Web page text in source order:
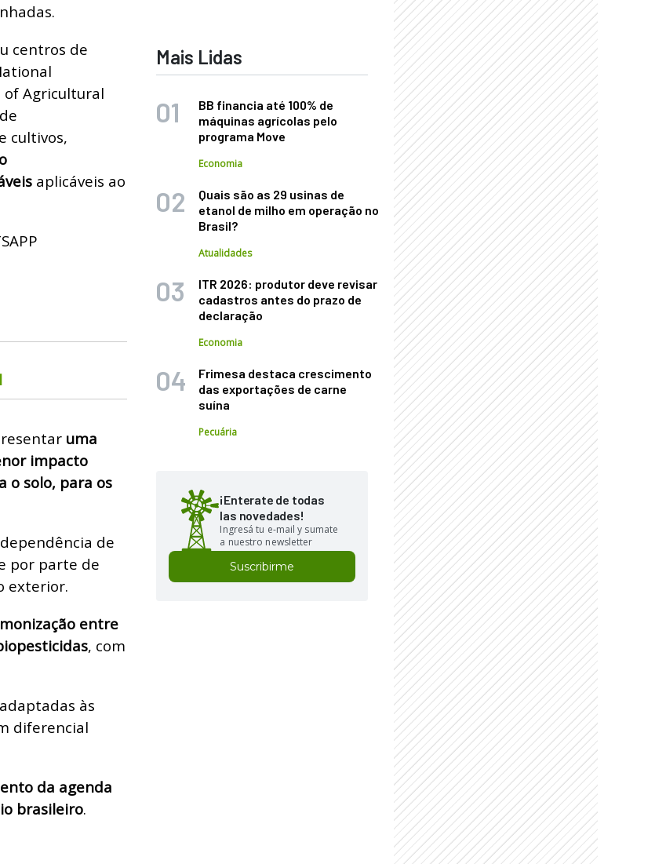
centros de
Agricultural
cultivos,
aplicáveis ao
uma
impacto
o solo, para os
de
por parte de
exterior.
entre
, com
às
diferencial
da agenda
brasileiro.
Mais Lidas
BB financia até 100% de
máquinas agrícolas pelo
programa Move
Economia
Quais são as 29 usinas de
etanol de milho em operação no
Brasil?
Atualidades
ITR 2026: produtor deve revisar
cadastros antes do prazo de
declaração
Economia
Frimesa destaca crescimento
das exportações de carne
suína
Pecuária
¡Enterate de todas
las novedades!
Ingresá tu e-mail y sumate
a nuestro newsletter
Suscribirme